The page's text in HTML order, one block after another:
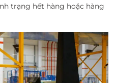
trạng hết hàng hoặc hàng